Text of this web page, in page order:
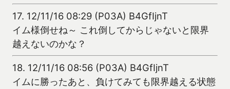
17. 12/11/16 08:29 (P03A) B4GfIjnT
イム様倒せね～ これ倒してからじゃないと限界
越えないのかな？
18. 12/11/16 08:56 (P03A) B4GfIjnT
イムに勝ったあと、負けてみても限界越える状態